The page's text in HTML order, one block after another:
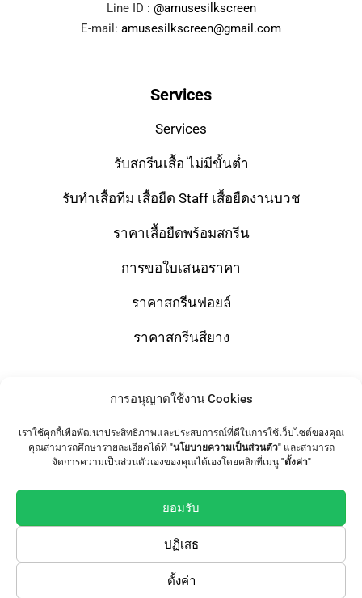
การอนุญาตใช้งาน Cookies
เราใช้คุกกี้เพื่อพัฒนาประสิทธิภาพและประสบการณ์ที่ดีในการใช้เว็บไซต์ของคุณ
คุณสามารถศึกษารายละเอียดได้ที่ "นโยบายความเป็นส่วนตัว"และสามารถ
จัดการความเป็นส่วนตัวเองของคุณได้เองโดยคลิกที่เมนู "ตั้งค่า"
ยอมรับ
ปฏิเสธ
ตั้งค่า
Line ID : @amusesilkscreen
E-mail: amusesilkscreen@gmail.com
Services
Services
รับสกรีนเสื้อ ไม่มีขั้นต่ำ
รับทำเสื้อทีม เสื้อยืด Staff เสื้อยืดงานบวช
ราคาเสื้อยืดพร้อมสกรีน
การขอใบเสนอราคา
ราคาสกรีนฟอยล์
ราคาสกรีนสียาง
Shop
T-Shirts
Tote Bag
เสื้อทีม / เสื้อแก๊งค์
Follow Us